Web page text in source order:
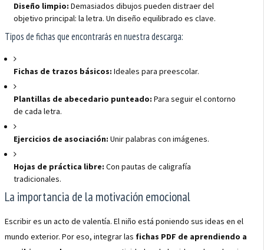
Diseño limpio: Demasiados dibujos pueden distraer del
objetivo principal: la letra. Un diseño equilibrado es clave.
Tipos de fichas que encontrarás en nuestra descarga:
Fichas de trazos básicos: Ideales para preescolar.
Plantillas de abecedario punteado: Para seguir el contorno
de cada letra.
Ejercicios de asociación: Unir palabras con imágenes.
Hojas de práctica libre: Con pautas de caligrafía
tradicionales.
La importancia de la motivación emocional
Escribir es un acto de valentía. El niño está poniendo sus ideas en el
mundo exterior. Por eso, integrar las fichas PDF de aprendiendo a